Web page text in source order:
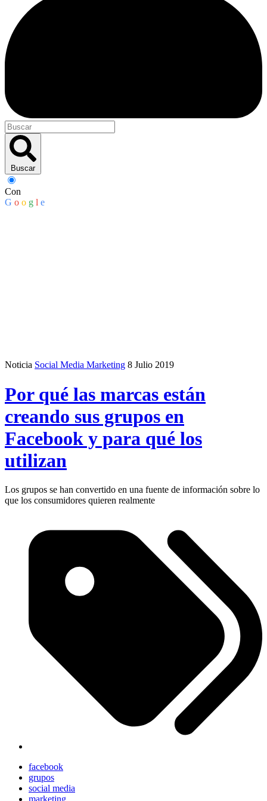
Buscar
Con
G o o g l e
Noticia Social Media Marketing 8 Julio 2019
Por qué las marcas están
creando sus grupos en
Facebook y para qué los
utilizan
Los grupos se han convertido en una fuente de información sobre lo
que los consumidores quieren realmente
facebook
grupos
social media
marketing